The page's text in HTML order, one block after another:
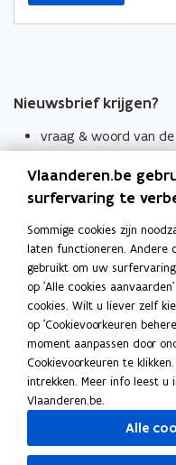
Nieuwsbrief krijgen?
vraag & woord van
Schrijf je in
Thema's
Taaladviezen
Spellingregels
Tips voor duidelijke taal
Bekijk ook
Spellingtests
Boek- en webwijzer
Vlaanderen.be
surfervaring te
Sommige cookies zijn
laten functioneren. Andere
gebruikt om uw
op 'Alle cookies
cookies. Wilt u liever zelf
op 'Cookievoorkeuren
moment aanpassen door
Cookievoorkeuren te
intrekken. Meer info leest u
Vlaanderen.be.
Alle